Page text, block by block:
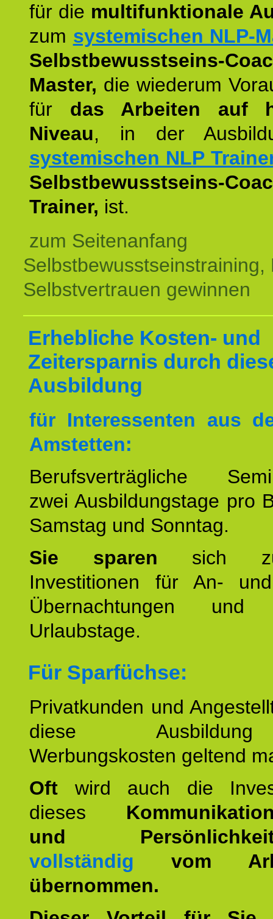
für die multifunktionale
zum systemischen NLP-
Selbstbewusstseins-
Master, die wiederum
für das Arbeiten auf
Niveau, in der
systemischen NLP
Selbstbewusstseins-
Trainer, ist.
zum Seitenanfang
Selbstbewusstseinstraining,
Selbstvertrauen gewinnen
Erhebliche Kosten- und
Zeitersparnis durch
Ausbildung
für Interessenten aus
Amstetten:
Berufsverträgliche
zwei Ausbildungstage pro
Samstag und Sonntag.
Sie sparen sich
Investitionen für An-
Übernachtungen und
Urlaubstage.
Für Sparfüchse:
Privatkunden und
diese
Werbungskosten geltend
Oft wird auch die
dieses
und
vollständig vom
übernommen.